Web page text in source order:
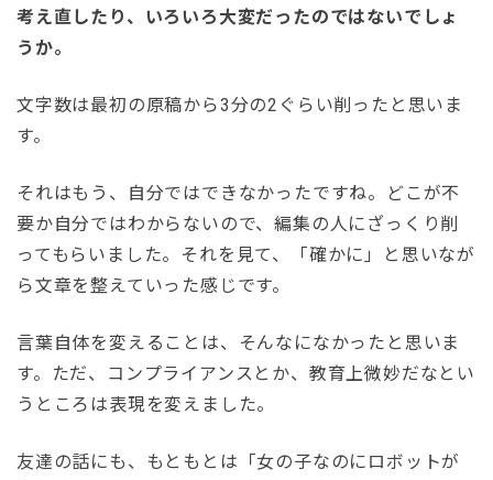
考え直したり、いろいろ大変だったのではないでしょ
うか。
文字数は最初の原稿から3分の2ぐらい削ったと思いま
す。
それはもう、自分ではできなかったですね。どこが不
要か自分ではわからないので、編集の人にざっくり削
ってもらいました。それを見て、「確かに」と思いなが
ら文章を整えていった感じです。
言葉自体を変えることは、そんなになかったと思いま
す。ただ、コンプライアンスとか、教育上微妙だなとい
うところは表現を変えました。
友達の話にも、もともとは「女の子なのにロボットが